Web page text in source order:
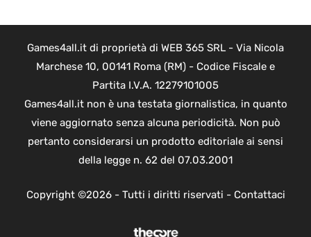
Games4all.it di proprietà di WEB 365 SRL - Via Nicola
Marchese 10, 00141 Roma (RM) - Codice Fiscale e
Partita I.V.A. 12279101005
Games4all.it non è una testata giornalistica, in quanto
viene aggiornato senza alcuna periodicità. Non può
pertanto considerarsi un prodotto editoriale ai sensi
della legge n. 62 del 07.03.2001
Copyright ©2026 - Tutti i diritti riservati - Contattaci